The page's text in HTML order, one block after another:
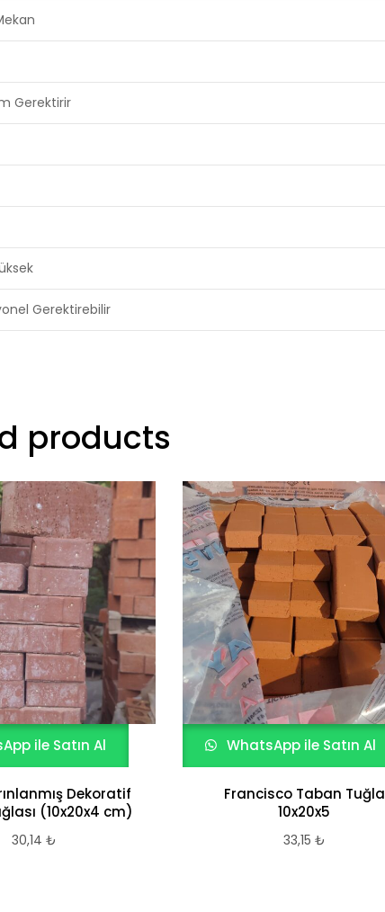
Gerektirir
Gerektirebilir
products
ile Satın Al
Dekoratif
(10x20x4 cm)
30,14 ₺
WhatsApp ile Satın Al
Francisco Taban Tuğla
10x20x5
33,15 ₺